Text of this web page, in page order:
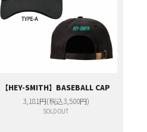
【HEY-SMITH】BASEBALL CAP
3,181円(税込3,500円)
SOLD OUT